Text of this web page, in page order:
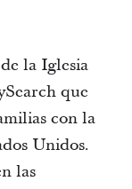
la Iglesia
que
con la
Unidos.
las